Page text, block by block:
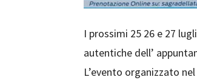
I prossimi 25 26 e 27
autentiche dell’
L’evento organizzato